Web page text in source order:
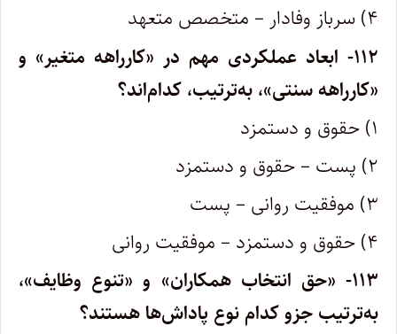
۴) سرباز وفادار – متخصص متعهد
۱۱۲- ابعاد عملکردی مهم در «کارراهه متغیر» و
«کارراهه سنتی»، به‌ترتیب، کدام‌اند؟
۱) حقوق و دستمزد
۲) پست – حقوق و دستمزد
۳) موفقیت روانی – پست
۴) حقوق و دستمزد – موفقیت روانی
۱۱۳- «حق انتخاب همکاران» و «تنوع وظایف»،
به‌ترتیب جزو کدام نوع پاداش‌ها هستند؟